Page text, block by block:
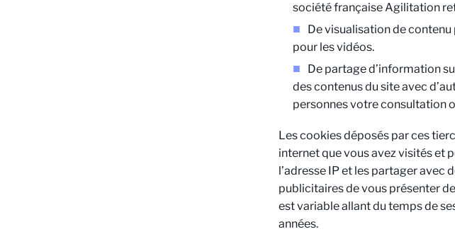
société française Agilitation
De visualisation de
pour les vidéos.
De partage d’information
des contenus du site avec
personnes votre consultation
Les cookies déposés par ces
internet que vous avez visités et
l’adresse IP et les partager
publicitaires de vous présenter
est variable allant du temps de
années.